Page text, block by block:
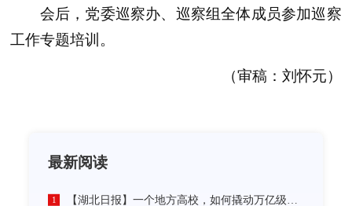
会后，党委巡察办、巡察组全体成员参加巡察
工作专题培训。
（审稿：刘怀元）
最新阅读
1